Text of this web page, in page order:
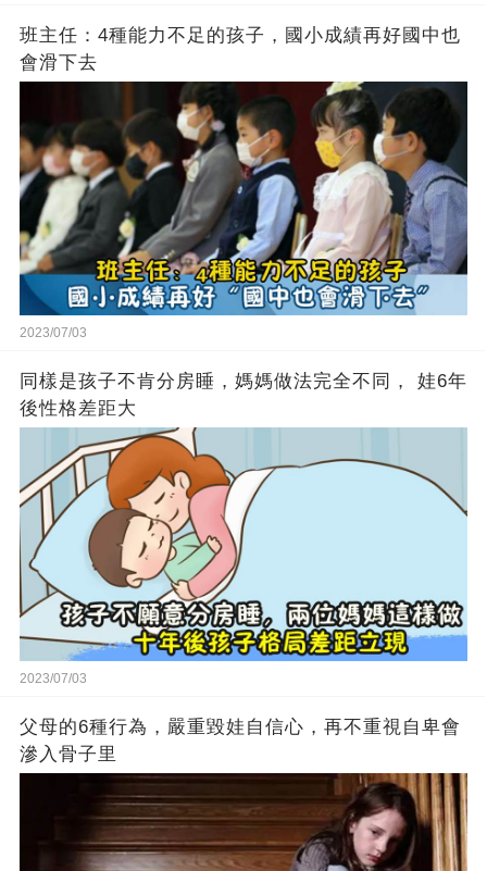
班主任：4種能力不足的孩子，國小成績再好國中也
會滑下去
2023/07/03
同樣是孩子不肯分房睡，媽媽做法完全不同， 娃6年
後性格差距大
2023/07/03
父母的6種行為，嚴重毀娃自信心，再不重視自卑會
滲入骨子里